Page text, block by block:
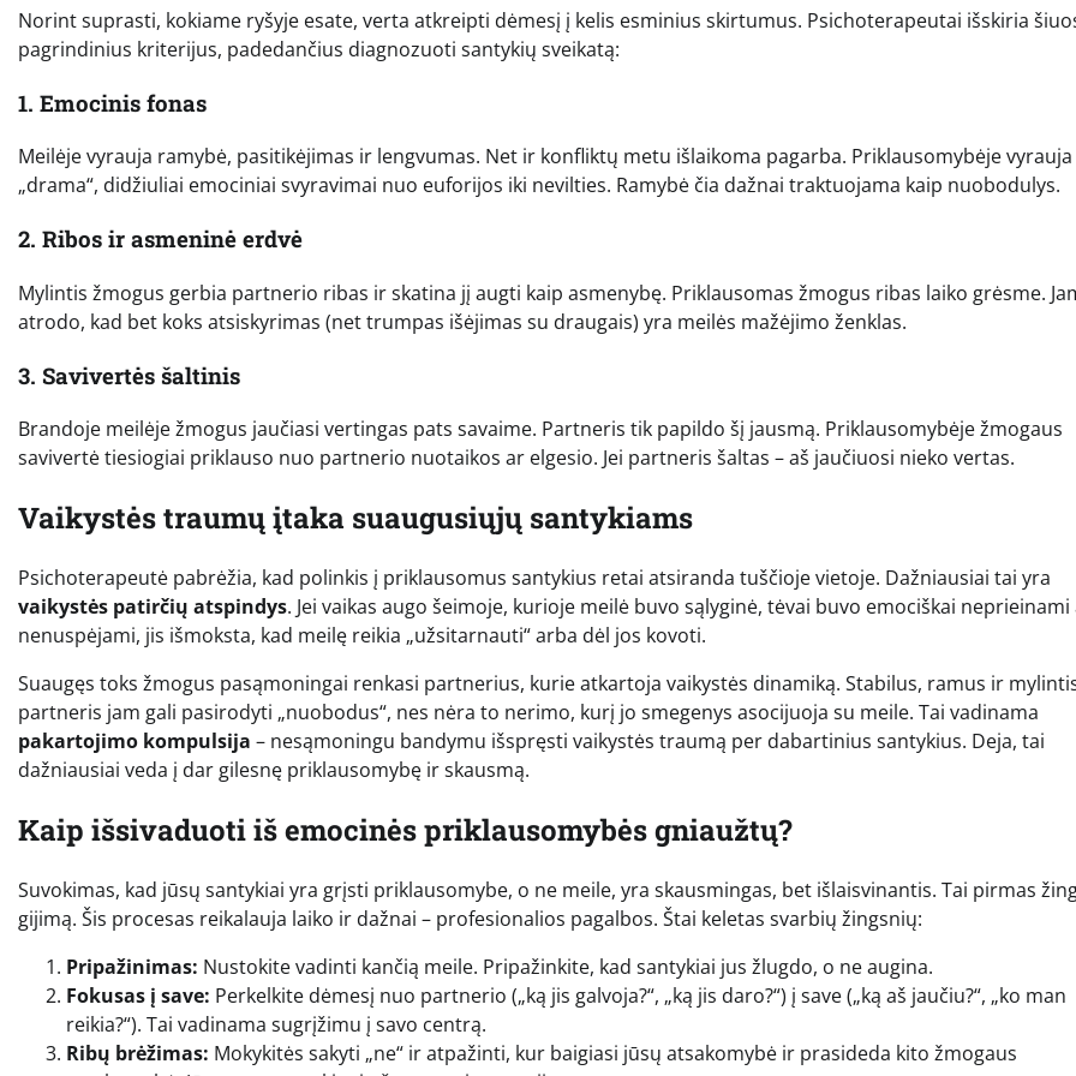
Norint suprasti, kokiame ryšyje esate, verta atkreipti dėmesį į kelis esminius skirtumus. Psichoterapeutai išskiria
pagrindinius kriterijus, padedančius diagnozuoti santykių sveikatą:
1. Emocinis fonas
Meilėje vyrauja ramybė, pasitikėjimas ir lengvumas. Net ir konfliktų metu išlaikoma pagarba. Priklausomybėje vyrauja
„drama“, didžiuliai emociniai svyravimai nuo euforijos iki nevilties. Ramybė čia dažnai traktuojama kaip nuobodulys.
2. Ribos ir asmeninė erdvė
Mylintis žmogus gerbia partnerio ribas ir skatina jį augti kaip asmenybę. Priklausomas žmogus ribas laiko grėsme.
atrodo, kad bet koks atsiskyrimas (net trumpas išėjimas su draugais) yra meilės mažėjimo ženklas.
3. Savivertės šaltinis
Brandoje meilėje žmogus jaučiasi vertingas pats savaime. Partneris tik papildo šį jausmą. Priklausomybėje žmogaus
savivertė tiesiogiai priklauso nuo partnerio nuotaikos ar elgesio. Jei partneris šaltas – aš jaučiuosi nieko vertas.
Vaikystės traumų įtaka suaugusiųjų santykiams
Psichoterapeutė pabrėžia, kad polinkis į priklausomus santykius retai atsiranda tuščioje vietoje. Dažniausiai tai yra
vaikystės patirčių atspindys. Jei vaikas augo šeimoje, kurioje meilė buvo sąlyginė, tėvai buvo emociškai
nenuspėjami, jis išmoksta, kad meilę reikia „užsitarnauti“ arba dėl jos kovoti.
Suaugęs toks žmogus pasąmoningai renkasi partnerius, kurie atkartoja vaikystės dinamiką. Stabilus, ramus ir
partneris jam gali pasirodyti „nuobodus“, nes nėra to nerimo, kurį jo smegenys asocijuoja su meile. Tai vadinama
pakartojimo kompulsija – nesąmoningu bandymu išspręsti vaikystės traumą per dabartinius santykius. Deja, tai
dažniausiai veda į dar gilesnę priklausomybę ir skausmą.
Kaip išsivaduoti iš emocinės priklausomybės gniaužtų?
Suvokimas, kad jūsų santykiai yra grįsti priklausomybe, o ne meile, yra skausmingas, bet išlaisvinantis. Tai pirmas
gijimą. Šis procesas reikalauja laiko ir dažnai – profesionalios pagalbos. Štai keletas svarbių žingsnių:
Pripažinimas: Nustokite vadinti kančią meile. Pripažinkite, kad santykiai jus žlugdo, o ne augina.
Fokusas į save: Perkelkite dėmesį nuo partnerio („ką jis galvoja?“, „ką jis daro?“) į save („ką aš jaučiu?“, „ko man
reikia?“). Tai vadinama sugrįžimu į savo centrą.
Ribų brėžimas: Mokykitės sakyti „ne“ ir atpažinti, kur baigiasi jūsų atsakomybė ir prasideda kito žmogaus